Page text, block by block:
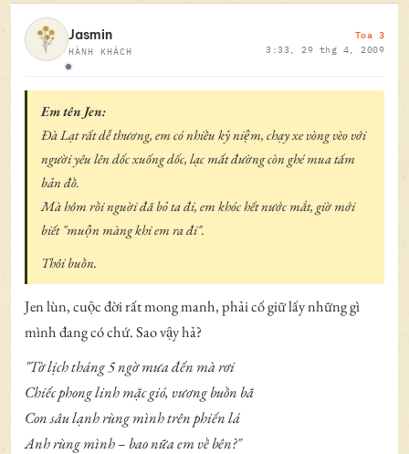
Ngoại tuyến
Jasmin
HÀNH KHÁCH
Toa 3
3:33, 29 thg 4, 2009
Em tên Jen:
Đà Lạt rất dễ thương, em có nhiều kỷ niệm, chạy xe vòng vèo với
người yêu lên dốc xuống dốc, lạc mất đường còn ghé mua tấm
bản đồ.
Mà hôm rồi nguời đã bỏ ta đi, em khóc hết nước mắt, giờ mới
biết "muộn màng khi em ra đi".
Thôi buồn.
Jen lùn, cuộc đời rất mong manh, phải cố giữ lấy những gì
mình đang có chứ. Sao vậy hả?
"Tờ lịch tháng 5 ngờ mưa đến mà rơi
Chiếc phong linh mặc gió, vương buồn bã
Con sâu lạnh rùng mình trên phiến lá
Anh rùng mình – bao nữa em về bên?"